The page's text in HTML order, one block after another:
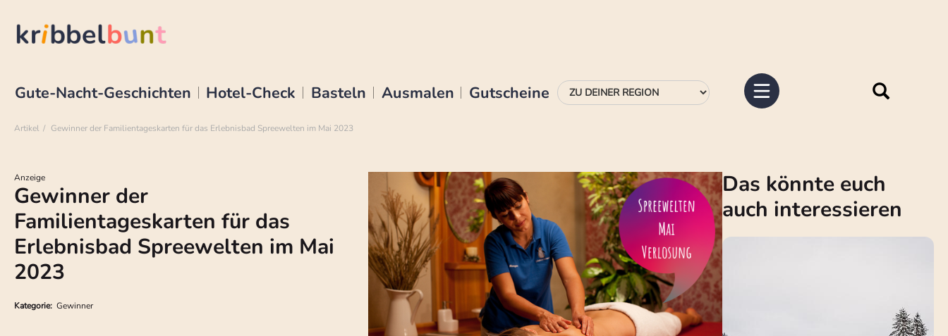
Gute-Nacht-Geschichten Hotel-Check Basteln Ausmalen Gutscheine
Artikel Gewinner der Familientageskarten für das Erlebnisbad Spreewelten im Mai 2023
Anzeige
Gewinner der
Familientageskarten für das
Erlebnisbad Spreewelten im Mai
2023
Kategorie: Gewinner
Das könnte euch
auch interessieren